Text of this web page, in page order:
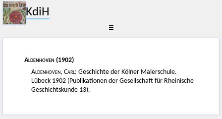
KdiH
☰
Aldenhoven (1902)
Aldenhoven, Carl: Geschichte der Kölner Malerschule.
Lübeck 1902 (Publikationen der Gesellschaft für Rheinische
Geschichtskunde 13).